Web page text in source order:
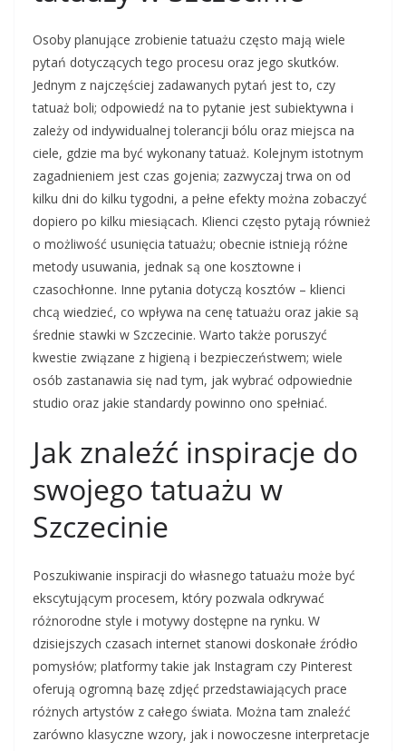
Osoby planujące zrobienie tatuażu często mają wiele
pytań dotyczących tego procesu oraz jego skutków.
Jednym z najczęściej zadawanych pytań jest to, czy
tatuaż boli; odpowiedź na to pytanie jest subiektywna i
zależy od indywidualnej tolerancji bólu oraz miejsca na
ciele, gdzie ma być wykonany tatuaż. Kolejnym istotnym
zagadnieniem jest czas gojenia; zazwyczaj trwa on od
kilku dni do kilku tygodni, a pełne efekty można zobaczyć
dopiero po kilku miesiącach. Klienci często pytają również
o możliwość usunięcia tatuażu; obecnie istnieją różne
metody usuwania, jednak są one kosztowne i
czasochłonne. Inne pytania dotyczą kosztów – klienci
chcą wiedzieć, co wpływa na cenę tatuażu oraz jakie są
średnie stawki w Szczecinie. Warto także poruszyć
kwestie związane z higieną i bezpieczeństwem; wiele
osób zastanawia się nad tym, jak wybrać odpowiednie
studio oraz jakie standardy powinno ono spełniać.
Jak znaleźć inspiracje do
swojego tatuażu w
Szczecinie
Poszukiwanie inspiracji do własnego tatuażu może być
ekscytującym procesem, który pozwala odkrywać
różnorodne style i motywy dostępne na rynku. W
dzisiejszych czasach internet stanowi doskonałe źródło
pomysłów; platformy takie jak Instagram czy Pinterest
oferują ogromną bazę zdjęć przedstawiających prace
różnych artystów z całego świata. Można tam znaleźć
zarówno klasyczne wzory, jak i nowoczesne interpretacje